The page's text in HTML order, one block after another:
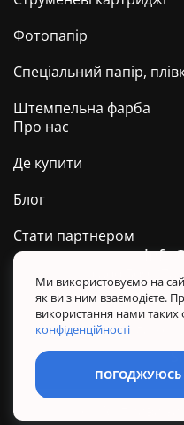
Фотопапір
Спеціальний папір,
Штемпельна фарба
Про нас
Де купити
Блог
Стати партнером
Політика
Правила
Ми використовуємо на
як ви з ним взаємодієте.
використання нами таких
конфіденційності
ПОГОДЖУЮСЬ